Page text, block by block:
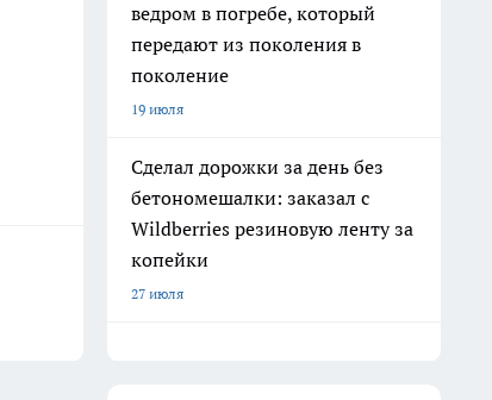
ведром в погребе, который
передают из поколения в
поколение
19 июля
Сделал дорожки за день без
бетономешалки: заказал с
Wildberries резиновую ленту за
копейки
27 июля